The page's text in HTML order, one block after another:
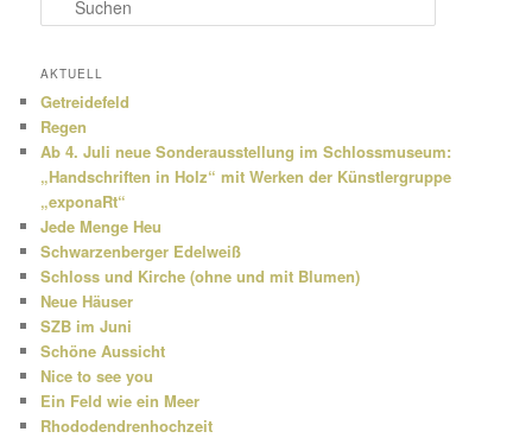
u
h
n
AKTUELL
Getreidefeld
Regen
Ab 4. Juli neue Sonderausstellung im Schlossmuseum:
„Handschriften in Holz“ mit Werken der Künstlergruppe
„exponaRt“
Jede Menge Heu
Schwarzenberger Edelweiß
Schloss und Kirche (ohne und mit Blumen)
Neue Häuser
SZB im Juni
Schöne Aussicht
Nice to see you
Ein Feld wie ein Meer
Rhododendrenhochzeit